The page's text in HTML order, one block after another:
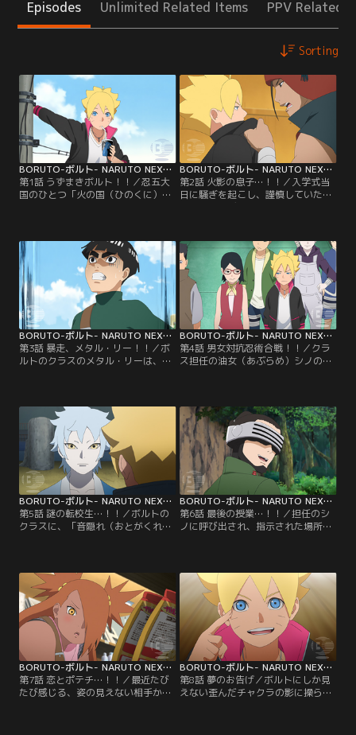
Episodes Unlimited Related Items PPV Related
Sorting
BORUTO-ボルト- NARUTO NEXT GENERATIONS 第001話
第1話 うずまきボルト！！／忍五大
国のひとつ「火の国（ひのくに）」
（ほかげ）・うずまきナルトを父に
持つ少年だ。ある日ボルトは、不良
たちに絡まれていた少年・雷門デン
キを助ける。力も気も弱いデンキ
は、不良たちばかりか自分の父親に
反発することもできないでいた…。
【提供：バンダイチャンネル】
BORUTO-ボルト- NARUTO NEXT GENERATIONS 第002話
第2話 火影の息子…！！／入学式当
日に騒ぎを起こし、謹慎していたボ
ルトがアカデミーに初登校した。だ
分を受けたボルトにクラスメイトの
目は冷たい。そんな中ボルトはクラ
スメイトのひとり、結乃（ゆいの）
イワベエにケンカを売られる。イワ
ベエは優れた戦闘センスを持ちなが
ら、素行の悪さが原因で…。【提
供：バンダイチャンネル】
BORUTO-ボルト- NARUTO NEXT GENERATIONS 第003話
第3話 暴走、メタル・リー！！／ボ
ルトのクラスのメタル・リーは、と
できなくなる。そんなメタルにある
日クラスメイトの奈良（なら）シカ
ダイが心無い一言を言ってしまう。
悪気はなかったシカダイだが、翌
日、怒ったメタルがシカダイに戦い
を仕掛け…。【提供：バンダイチャ
ンネル】
BORUTO-ボルト- NARUTO NEXT GENERATIONS 第004話
第4話 男女対抗忍術合戦！！／クラ
ス担任の油女（あぶらめ）シノの提
向かうボルトたち男子チームだが、
途中に仕掛けられたトラップや、う
ちはサラダ、秋道（あきみち）チョ
ウチョウを中心とした女子チームに
行く手を阻まれ大苦戦する…。【提
供：バンダイチャンネル】
BORUTO-ボルト- NARUTO NEXT GENERATIONS 第005話
第5話 謎の転校生…！！／ボルトの
クラスに、「音隠れ（おとがくれ）
しい問題をあっさり解いたりとただ
ならぬ才能を見せる。しかしミツキ
は何を考えているのかわからないと
ころがありボルトたちを困惑させて
ゆく。そんな中、校舎の修復工事を
していたひとりが急に…。【提供：
バンダイチャンネル】
BORUTO-ボルト- NARUTO NEXT GENERATIONS 第006話
第6話 最後の授業…！！／担任のシ
ノに呼び出され、指示された場所ま
んな三人に突然シノが襲い掛かる！
蟲（むし）を使った術を得意とする
油女一族のシノは、「奇壊蟲（きか
いちゅう）」を放ち容赦ない攻撃を
仕掛けてくる…。【提供：バンダイ
チャンネル】
BORUTO-ボルト- NARUTO NEXT GENERATIONS 第007話
第7話 恋とポテチ…！！／最近たび
たび感じる、姿の見えない相手から
BORUTO-ボルト- NARUTO NEXT GENERATIONS 第008話
第8話 夢のお告げ／ボルトにしか見
えない歪んだチャクラの影に操ら